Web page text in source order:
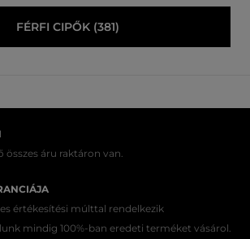
FÉRFI CIPŐK (381)
áru raktáron van.
értékesítési múlttal rendelkezik
mindig 100%-ban eredeti terméket vásárol.